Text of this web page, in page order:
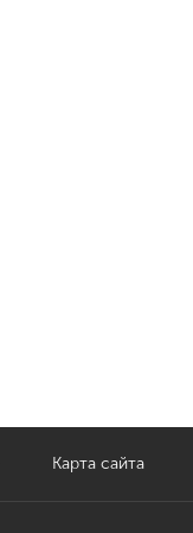
Карта сайта